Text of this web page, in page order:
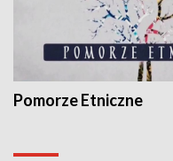
Pomorze Etniczne